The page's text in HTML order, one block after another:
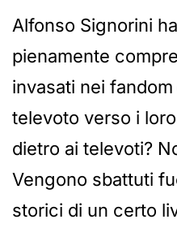
Alfonso Signorini
pienamente
invasati nei
televoto verso i
dietro ai televoti?
Vengono sbattuti
storici di un certo